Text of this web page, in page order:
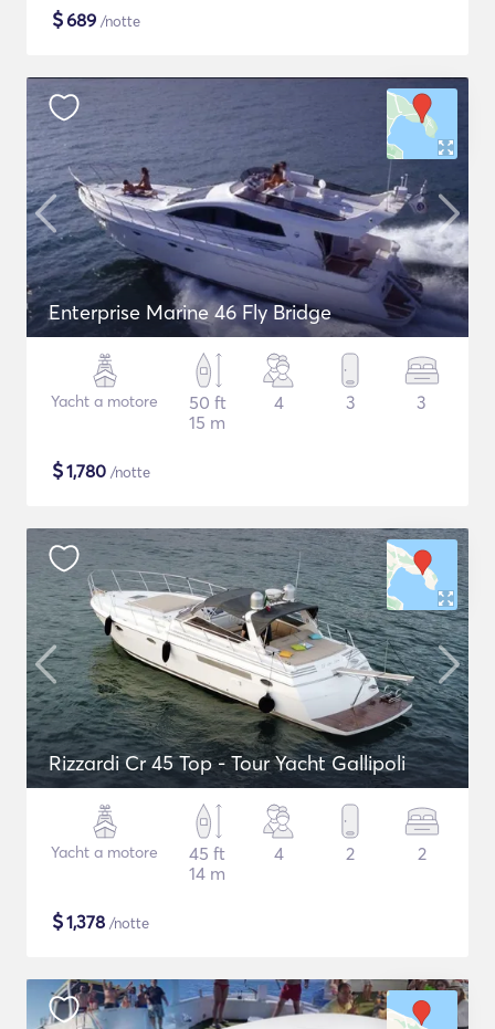
$689 /notte
Enterprise Marine 46 Fly Bridge
Yacht a motore
50 ft
15 m
4 3 3
$1,780 /notte
Rizzardi Cr 45 Top - Tour Yacht Gallipoli
Yacht a motore
45 ft
14 m
4 2 2
$1,378 /notte